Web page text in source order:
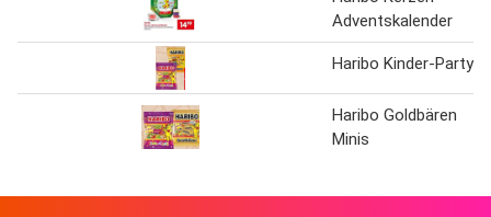
Adventskalender
Haribo Kinder-Party
Haribo Goldbären
Minis